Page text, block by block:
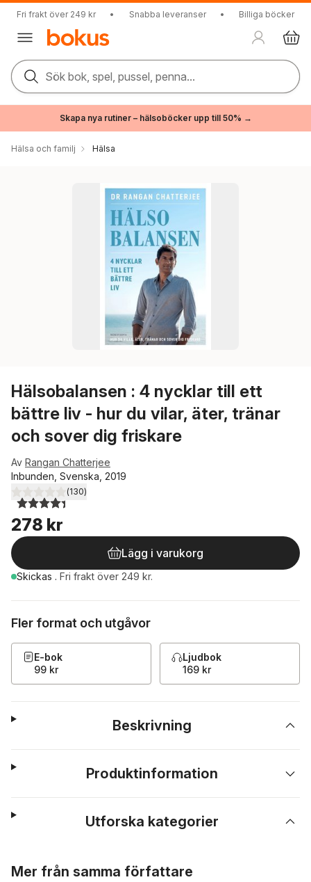
Fri frakt över 249 kr • Snabba leveranser • Billiga böcker
Sök bok, spel, pussel, penna...
Skapa nya rutiner – hälsoböcker upp till 50% →
Hälsa och familj Hälsa
Hälsobalansen : 4 nycklar till ett
bättre liv - hur du vilar, äter, tränar
och sover dig friskare
Av Rangan Chatterjee
Inbunden, Svenska, 2019
4,4utav 5 stjärnor. Totalt antal röster:
(130)
278 kr
Lägg i varukorg
Skickas . Fri frakt över 249 kr.
Fler format och utgåvor
E-bok
99 kr
Ljudbok
169 kr
Beskrivning
Produktinformation
Utforska kategorier
Mer från samma författare